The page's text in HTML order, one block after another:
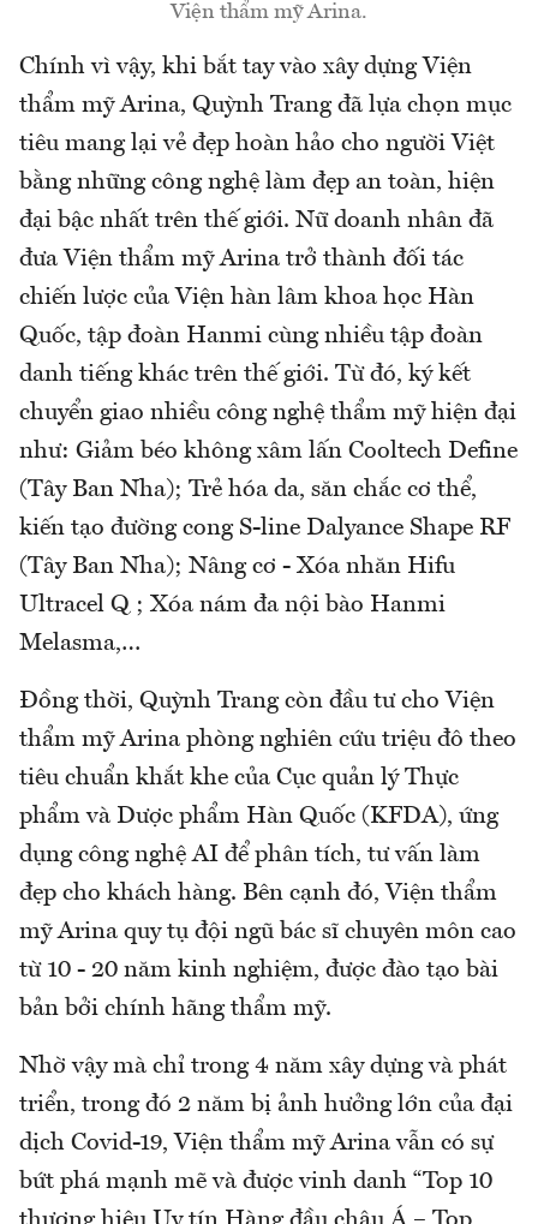
Viện thẩm mỹ Arina.
Chính vì vậy, khi bắt tay vào xây dựng Viện
thẩm mỹ Arina, Quỳnh Trang đã lựa chọn mục
tiêu mang lại vẻ đẹp hoàn hảo cho người Việt
bằng những công nghệ làm đẹp an toàn, hiện
đại bậc nhất trên thế giới. Nữ doanh nhân đã
đưa Viện thẩm mỹ Arina trở thành đối tác
chiến lược của Viện hàn lâm khoa học Hàn
Quốc, tập đoàn Hanmi cùng nhiều tập đoàn
danh tiếng khác trên thế giới. Từ đó, ký kết
chuyển giao nhiều công nghệ thẩm mỹ hiện đại
như: Giảm béo không xâm lấn Cooltech Define
(Tây Ban Nha); Trẻ hóa da, săn chắc cơ thể,
kiến tạo đường cong S-line Dalyance Shape RF
(Tây Ban Nha); Nâng cơ - Xóa nhăn Hifu
Ultracel Q ; Xóa nám đa nội bào Hanmi
Melasma,…
Đồng thời, Quỳnh Trang còn đầu tư cho Viện
thẩm mỹ Arina phòng nghiên cứu triệu đô theo
tiêu chuẩn khắt khe của Cục quản lý Thực
phẩm và Dược phẩm Hàn Quốc (KFDA), ứng
dụng công nghệ AI để phân tích, tư vấn làm
đẹp cho khách hàng. Bên cạnh đó, Viện thẩm
mỹ Arina quy tụ đội ngũ bác sĩ chuyên môn cao
từ 10 - 20 năm kinh nghiệm, được đào tạo bài
bản bởi chính hãng thẩm mỹ.
Nhờ vậy mà chỉ trong 4 năm xây dựng và phát
triển, trong đó 2 năm bị ảnh hưởng lớn của đại
dịch Covid-19, Viện thẩm mỹ Arina vẫn có sự
bứt phá mạnh mẽ và được vinh danh “Top 10